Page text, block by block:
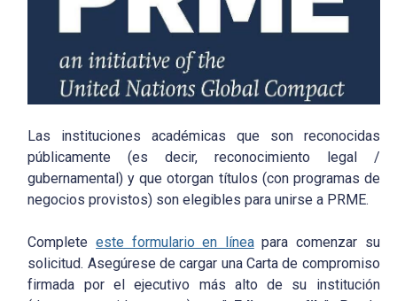
Las instituciones académicas que son reconocidas
públicamente (es decir, reconocimiento legal /
gubernamental) y que otorgan títulos (con programas de
negocios provistos) son elegibles para unirse a PRME.
Completeeste formulario en líneapara comenzar su
solicitud. Asegúrese de cargar una Carta de compromiso
firmada por el ejecutivo más alto de su institución